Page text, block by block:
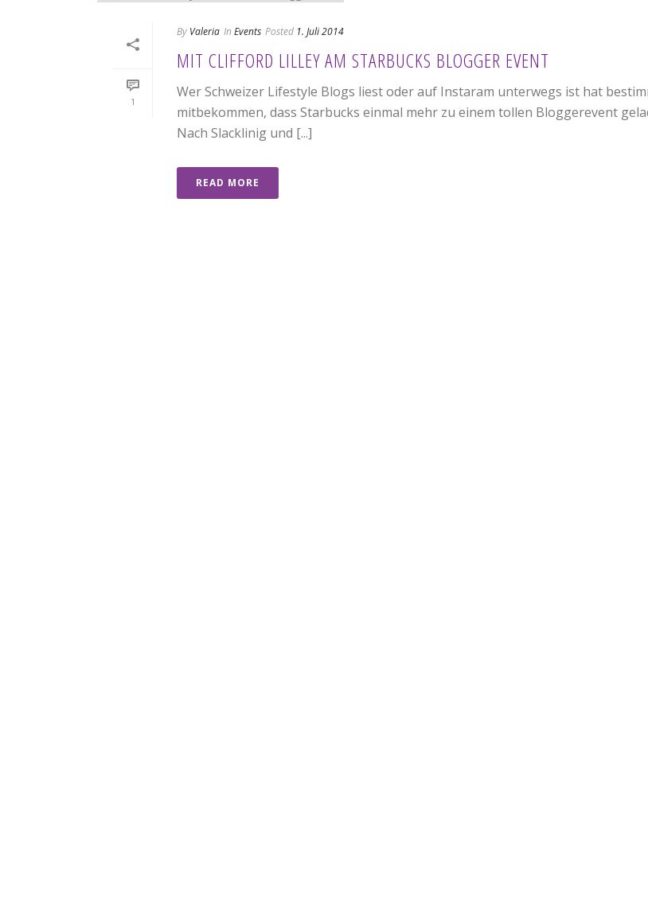
1
By Valeria In Events Posted 1. Juli 2014
MIT CLIFFORD LILLEY AM STARBUCKS BLOGGER EVENT
Wer Schweizer Lifestyle Blogs liest oder auf Instaram unterwegs ist hat
mitbekommen, dass Starbucks einmal mehr zu einem tollen Bloggerevent
Nach Slacklinig und [...]
READ MORE